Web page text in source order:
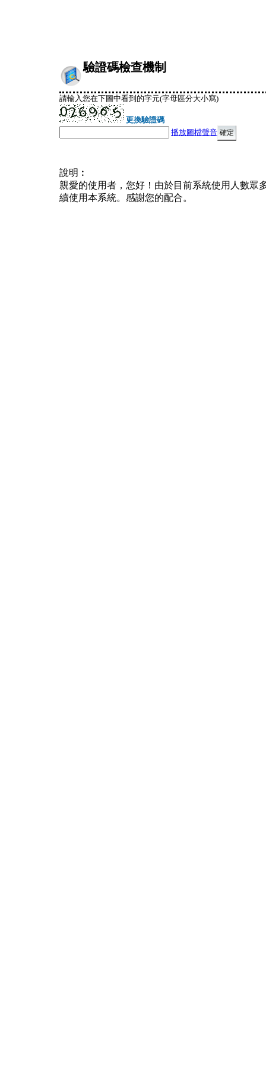
驗證碼檢查機制
請輸入您在下圖中看到的字元(字母區分大小寫)
更換驗證碼
播放圖檔聲音
說明︰
親愛的使用者，您好！由於目前系統使用人數眾
續使用本系統。感謝您的配合。